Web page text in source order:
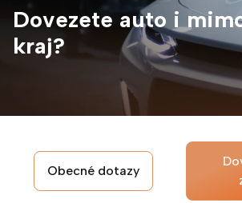
Dovezete auto i
kraj?
Obecné dotazy